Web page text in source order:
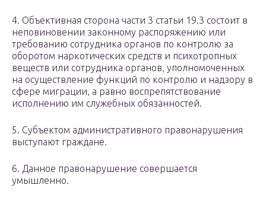
4. Объективная сторона части 3 статьи 19.3 состоит в
неповиновении законному распоряжению или
требованию сотрудника органов по контролю за
оборотом наркотических средств и психотропных
веществ или сотрудника органов, уполномоченных
на осуществление функций по контролю и надзору в
сфере миграции, а равно воспрепятствование
исполнению им служебных обязанностей.
5. Субъектом административного правонарушения
выступают граждане.
6. Данное правонарушение совершается
умышленно.